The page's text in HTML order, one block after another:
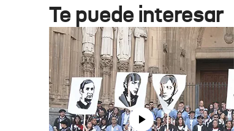
Te puede interesar